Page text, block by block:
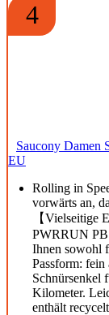
4
Saucony Damen
EU
Rolling in
vorwärts an,
【Vielseitige
PWRRUN PB
Ihnen sowohl
Passform: fein
Schnürsenkel
Kilometer.
enthält